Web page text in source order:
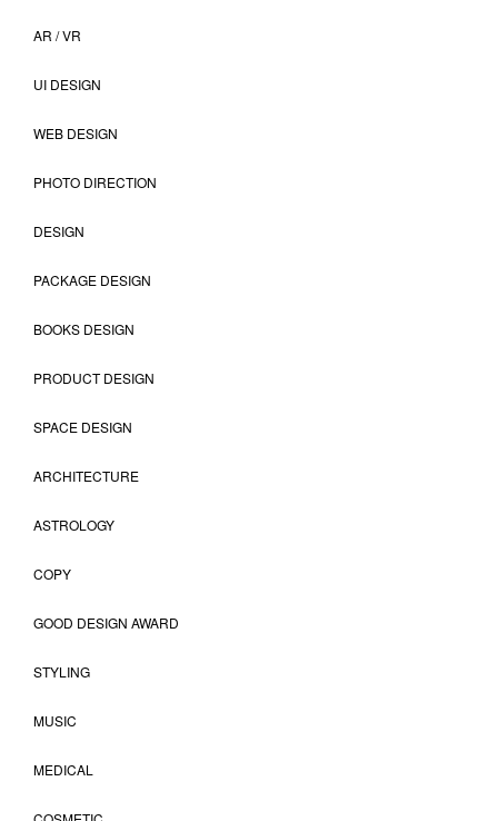
AR / VR
UI DESIGN
WEB DESIGN
PHOTO DIRECTION
DESIGN
PACKAGE DESIGN
BOOKS DESIGN
PRODUCT DESIGN
SPACE DESIGN
ARCHITECTURE
ASTROLOGY
COPY
GOOD DESIGN AWARD
STYLING
MUSIC
MEDICAL